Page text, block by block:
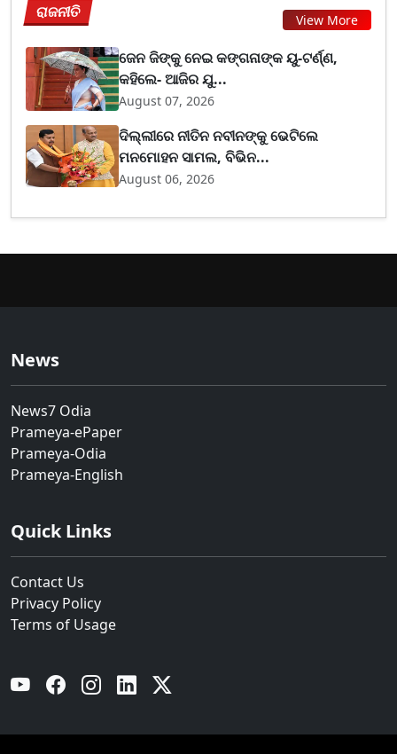
ରାଜନୀତି View More
ଜେନ ଜିଙ୍କୁ ନେଇ କଙ୍ଗନାଙ୍କ ୟୁ-ଟର୍ଣ୍ଣ,
କହିଲେ- ଆଜିର ଯୁ...
August 07, 2026
ଦିଲ୍ଲୀରେ ନୀତିନ ନବୀନଙ୍କୁ ଭେଟିଲେ
ମନମୋହନ ସାମଲ, ବିଭିନ...
August 06, 2026
News
News7 Odia
Prameya-ePaper
Prameya-Odia
Prameya-English
Quick Links
Contact Us
Privacy Policy
Terms of Usage
YouTube Facebook Instagram Linkedin